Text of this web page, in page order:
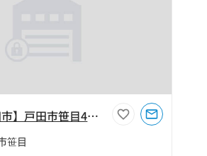
【埼玉県戸田市】戸田市笹目4丁目140坪倉庫
笹目